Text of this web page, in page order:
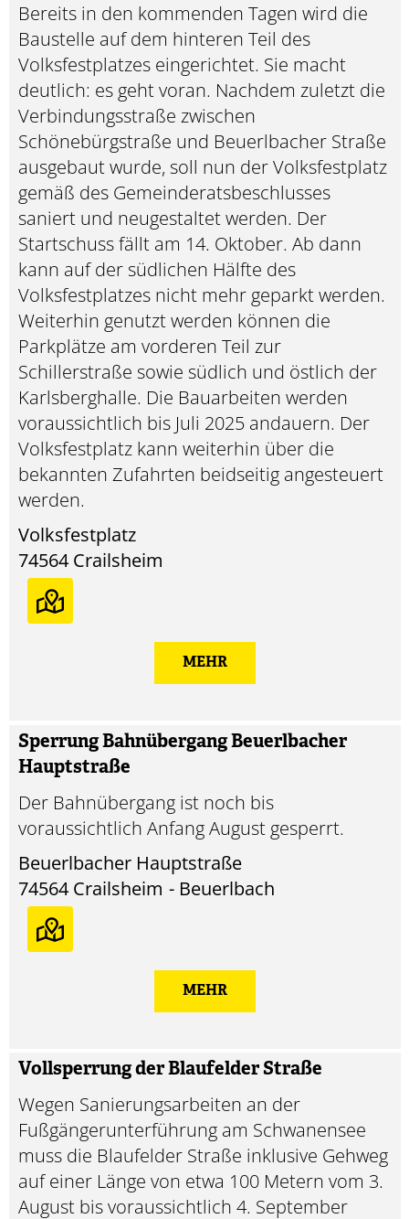
Volksfestplatz
74564 Crailsheim
Bereits in den kommenden Tagen wird die
Baustelle auf dem hinteren Teil des
Volksfestplatzes eingerichtet. Sie macht
deutlich: es geht voran. Nachdem zuletzt die
Verbindungsstraße zwischen
Schönebürgstraße und Beuerlbacher Straße
ausgebaut wurde, soll nun der Volksfestplatz
gemäß des Gemeinderatsbeschlusses
saniert und neugestaltet werden. Der
Startschuss fällt am 14. Oktober. Ab dann
kann auf der südlichen Hälfte des
Volksfestplatzes nicht mehr geparkt werden.
Weiterhin genutzt werden können die
Parkplätze am vorderen Teil zur
Schillerstraße sowie südlich und östlich der
Karlsberghalle. Die Bauarbeiten werden
voraussichtlich bis Juli 2025 andauern. Der
Volksfestplatz kann weiterhin über die
bekannten Zufahrten beidseitig angesteuert
werden.
MEHR
Sperrung Bahnübergang Beuerlbacher
Hauptstraße
Beuerlbach
Beuerlbacher Hauptstraße
74564 Crailsheim
Der Bahnübergang ist noch bis
voraussichtlich Anfang August gesperrt.
MEHR
Vollsperrung der Blaufelder Straße
Wegen Sanierungsarbeiten an der
Fußgängerunterführung am Schwanensee
muss die Blaufelder Straße inklusive Gehweg
auf einer Länge von etwa 100 Metern vom 3.
August bis voraussichtlich 4. September